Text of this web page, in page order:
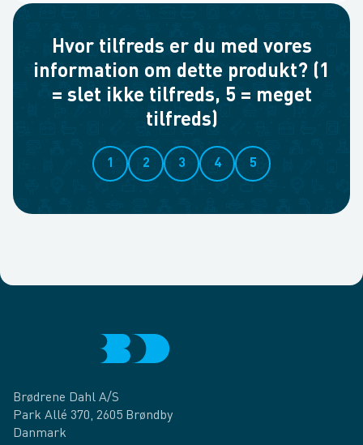
Hvor tilfreds er du med vores
information om dette produkt? (1
= slet ikke tilfreds, 5 = meget
tilfreds)
1 2 3 4 5
Brødrene Dahl A/S
Park Allé 370, 2605 Brøndby
Danmark